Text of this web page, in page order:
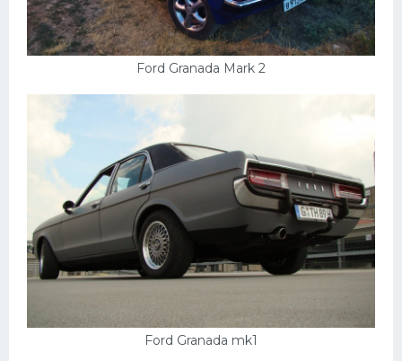
Ford Granada Mark 2
Ford Granada mk1